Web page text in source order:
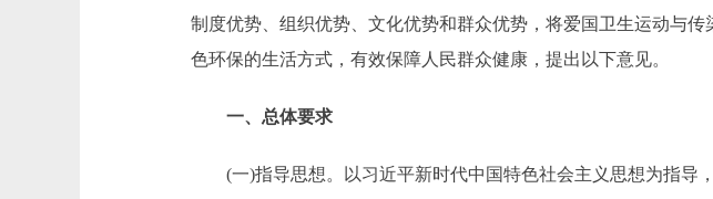
制度优势、组织优势、文化优势和群众优势，将爱国卫生运动与
色环保的生活方式，有效保障人民群众健康，提出以下意见。
一、总体要求
(一)指导思想。以习近平新时代中国特色社会主义思想为指导